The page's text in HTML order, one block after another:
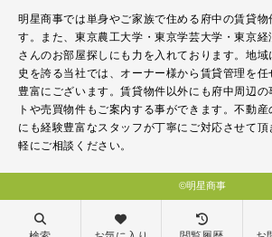
明星商事では単身やご家族で住める府中の賃貸物
す。また、東京農工大学・東京学芸大学・東京
さんのお部屋探しにも力を入れております。地
史を誇る当社では、オーナー様から賃貸管理を任
豊富にございます。賃貸物件以外にも府中周辺
トや売買物件もご案内する事ができます。不動
にも経験豊富なスタッフが丁寧にご対応させて
軽にご相談ください。
©明星商事